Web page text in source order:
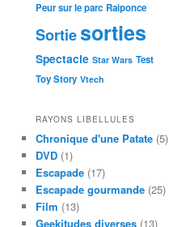
Peur sur le parc Raiponce
Sortiesorties
Spectacle Star Wars Test
Toy Story Vtech
RAYONS LIBELLULES
Chronique d'une Patate (5)
DVD (1)
Escapade (17)
Escapade gourmande (25)
Film (13)
Geekitudes diverses (13)